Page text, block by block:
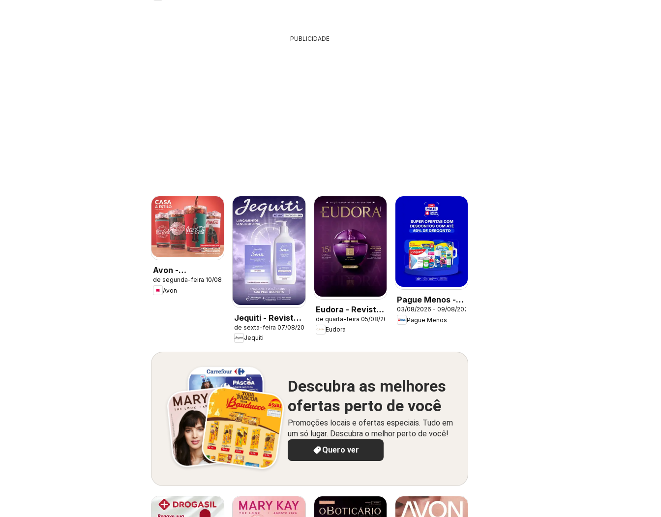
PUBLICIDADE
Avon -
Campanha 13:
Casa & Estilo
de segunda-feira 10/08/2026
Avon
Jequiti - Revista
11/2026
de sexta-feira 07/08/2026
Jequiti
Eudora - Revista
12/2026
de quarta-feira 05/08/2026
Eudora
Pague Menos -
Catálogo atual
03/08/2026 - 09/08/2026
Pague Menos
Descubra as melhores
ofertas perto de você
Promoções locais e ofertas especiais. Tudo em
um só lugar. Descubra o melhor perto de você!
Quero ver